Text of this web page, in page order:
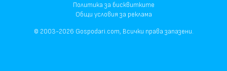
Политика за бисквитките
Общи условия за реклама
© 2003-2026 Gospodari.com, Всички права запазени.